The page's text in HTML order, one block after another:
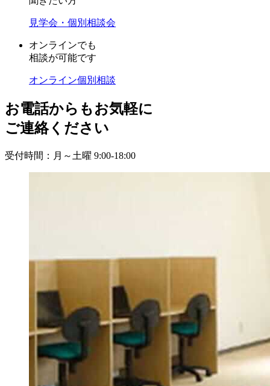
見学会・個別相談会
オンラインでも
相談が可能です
オンライン個別相談
お電話からもお気軽に
ご連絡ください
受付時間：月～土曜 9:00-18:00